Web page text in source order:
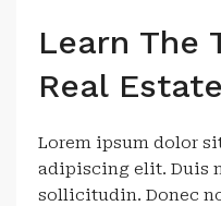
Learn The
Real
Lorem ipsum dolor
adipiscing elit. Duis
sollicitudin. Donec